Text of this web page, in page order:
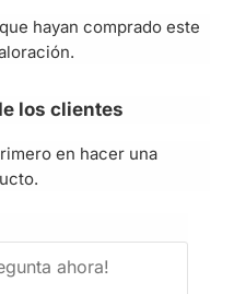
hayan comprado este
los clientes
en hacer una